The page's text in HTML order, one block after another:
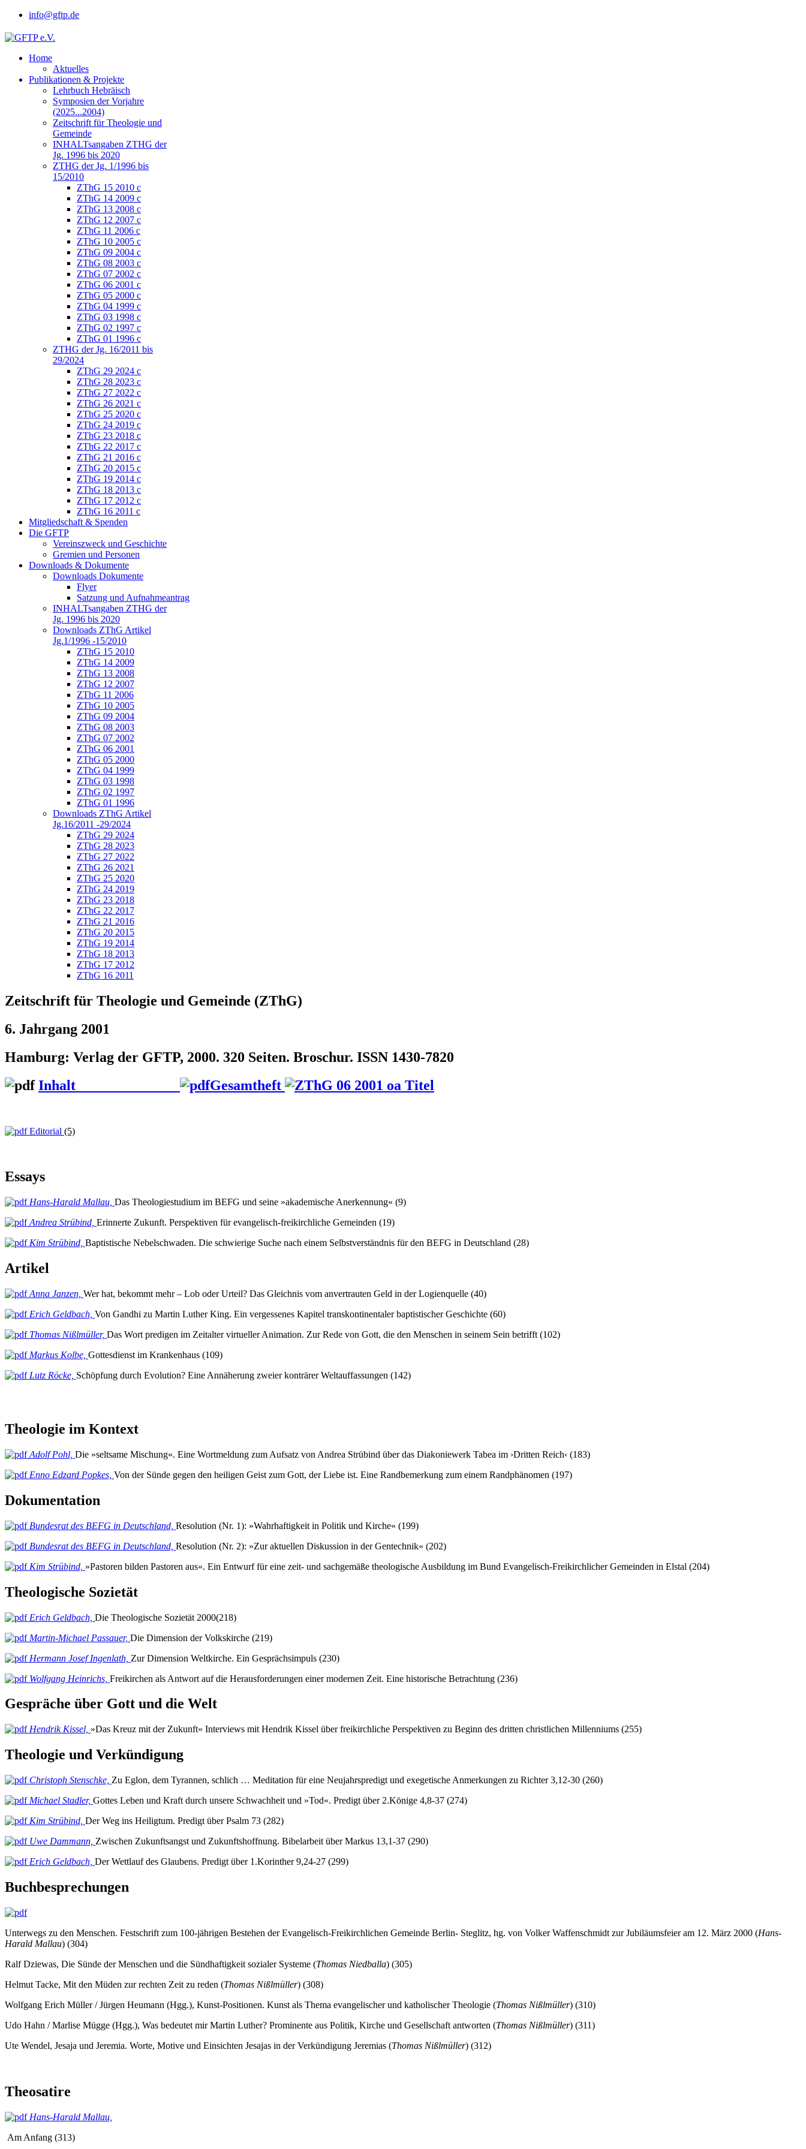
info@gftp.de
Home
Aktuelles
Publikationen & Projekte
Lehrbuch Hebräisch
Symposien der Vorjahre
(2025...2004)
Zeitschrift für Theologie und
Gemeinde
INHALTsangaben ZTHG der
Jg. 1996 bis 2020
ZTHG der Jg. 1/1996 bis
15/2010
ZThG 15 2010 c
ZThG 14 2009 c
ZThG 13 2008 c
ZThG 12 2007 c
ZThG 11 2006 c
ZThG 10 2005 c
ZThG 09 2004 c
ZThG 08 2003 c
ZThG 07 2002 c
ZThG 06 2001 c
ZThG 05 2000 c
ZThG 04 1999 c
ZThG 03 1998 c
ZThG 02 1997 c
ZThG 01 1996 c
ZTHG der Jg. 16/2011 bis
29/2024
ZThG 29 2024 c
ZThG 28 2023 c
ZThG 27 2022 c
ZThG 26 2021 c
ZThG 25 2020 c
ZThG 24 2019 c
ZThG 23 2018 c
ZThG 22 2017 c
ZThG 21 2016 c
ZThG 20 2015 c
ZThG 19 2014 c
ZThG 18 2013 c
ZThG 17 2012 c
ZThG 16 2011 c
Mitgliedschaft & Spenden
Die GFTP
Vereinszweck und Geschichte
Gremien und Personen
Downloads & Dokumente
Downloads Dokumente
Flyer
Satzung und Aufnahmeantrag
INHALTsangaben ZTHG der
Jg. 1996 bis 2020
Downloads ZThG Artikel
Jg.1/1996 -15/2010
ZThG 15 2010
ZThG 14 2009
ZThG 13 2008
ZThG 12 2007
ZThG 11 2006
ZThG 10 2005
ZThG 09 2004
ZThG 08 2003
ZThG 07 2002
ZThG 06 2001
ZThG 05 2000
ZThG 04 1999
ZThG 03 1998
ZThG 02 1997
ZThG 01 1996
Downloads ZThG Artikel
Jg.16/2011 -29/2024
ZThG 29 2024
ZThG 28 2023
ZThG 27 2022
ZThG 26 2021
ZThG 25 2020
ZThG 24 2019
ZThG 23 2018
ZThG 22 2017
ZThG 21 2016
ZThG 20 2015
ZThG 19 2014
ZThG 18 2013
ZThG 17 2012
ZThG 16 2011
Zeitschrift für Theologie und Gemeinde (ZThG)
6. Jahrgang 2001
Hamburg: Verlag der GFTP, 2000. 320 Seiten. Broschur. ISSN 1430-7820
Inhalt
Gesamtheft
Editorial (5)
Essays
Hans-Harald Mallau, Das Theologiestudium im BEFG und seine »akademische Anerkennung« (9)
Andrea Strübind, Erinnerte Zukunft. Perspektiven für evangelisch-freikirchliche Gemeinden (19)
Kim Strübind, Baptistische Nebelschwaden. Die schwierige Suche nach einem Selbstverständnis für den BEFG in Deutschland (28)
Artikel
Anna Janzen, Wer hat, bekommt mehr – Lob oder Urteil? Das Gleichnis vom anvertrauten Geld in der Logienquelle (40)
Erich Geldbach, Von Gandhi zu Martin Luther King. Ein vergessenes Kapitel transkontinentaler baptistischer Geschichte (60)
Thomas Nißlmüller, Das Wort predigen im Zeitalter virtueller Animation. Zur Rede von Gott, die den Menschen in seinem Sein betrifft (102)
Markus Kolbe, Gottesdienst im Krankenhaus (109)
Lutz Röcke, Schöpfung durch Evolution? Eine Annäherung zweier konträrer Weltauffassungen (142)
Theologie im Kontext
Adolf Pohl, Die »seltsame Mischung«. Eine Wortmeldung zum Aufsatz von Andrea Strübind über das Diakoniewerk Tabea im ›Dritten Reich‹ (183)
Enno Edzard Popkes, Von der Sünde gegen den heiligen Geist zum Gott, der Liebe ist. Eine Randbemerkung zum einem Randphänomen (197)
Dokumentation
Bundesrat des BEFG in Deutschland, Resolution (Nr. 1): »Wahrhaftigkeit in Politik und Kirche« (199)
Bundesrat des BEFG in Deutschland, Resolution (Nr. 2): »Zur aktuellen Diskussion in der Gentechnik« (202)
Kim Strübind, »Pastoren bilden Pastoren aus«. Ein Entwurf für eine zeit- und sachgemäße theologische Ausbildung im Bund Evangelisch-Freikirchlicher Gemeinden in Elstal (204)
Theologische Sozietät
Erich Geldbach, Die Theologische Sozietät 2000(218)
Martin-Michael Passauer, Die Dimension der Volkskirche (219)
Hermann Josef Ingenlath, Zur Dimension Weltkirche. Ein Gesprächsimpuls (230)
Wolfgang Heinrichs, Freikirchen als Antwort auf die Herausforderungen einer modernen Zeit. Eine historische Betrachtung (236)
Gespräche über Gott und die Welt
Hendrik Kissel, »Das Kreuz mit der Zukunft« Interviews mit Hendrik Kissel über freikirchliche Perspektiven zu Beginn des dritten christlichen Millenniums (255)
Theologie und Verkündigung
Christoph Stenschke, Zu Eglon, dem Tyrannen, schlich … Meditation für eine Neujahrspredigt und exegetische Anmerkungen zu Richter 3,12-30 (260)
Michael Stadler, Gottes Leben und Kraft durch unsere Schwachheit und »Tod«. Predigt über 2.Könige 4,8-37 (274)
Kim Strübind, Der Weg ins Heiligtum. Predigt über Psalm 73 (282)
Uwe Dammann, Zwischen Zukunftsangst und Zukunftshoffnung. Bibelarbeit über Markus 13,1-37 (290)
Erich Geldbach, Der Wettlauf des Glaubens. Predigt über 1.Korinther 9,24-27 (299)
Buchbesprechungen
Unterwegs zu den Menschen. Festschrift zum 100-jährigen Bestehen der Evangelisch-Freikirchlichen Gemeinde Berlin- Steglitz, hg. von Volker Waffenschmidt zur Jubiläumsfeier am 12. März 2000 (Hans-
Harald Mallau) (304)
Ralf Dziewas, Die Sünde der Menschen und die Sündhaftigkeit sozialer Systeme (Thomas Niedballa) (305)
Helmut Tacke, Mit den Müden zur rechten Zeit zu reden (Thomas Nißlmüller) (308)
Wolfgang Erich Müller / Jürgen Heumann (Hgg.), Kunst-Positionen. Kunst als Thema evangelischer und katholischer Theologie (Thomas Nißlmüller) (310)
Udo Hahn / Marlise Mügge (Hgg.), Was bedeutet mir Martin Luther? Prominente aus Politik, Kirche und Gesellschaft antworten (Thomas Nißlmüller) (311)
Ute Wendel, Jesaja und Jeremia. Worte, Motive und Einsichten Jesajas in der Verkündigung Jeremias (Thomas Nißlmüller) (312)
Theosatire
Hans-Harald Mallau,
Am Anfang (313)